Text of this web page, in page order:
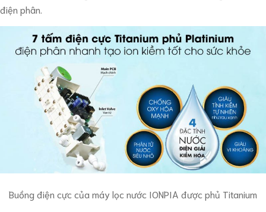
điện phân.
Buồng điện cực của máy lọc nước IONPIA được phủ Titanium